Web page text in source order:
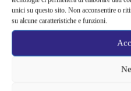
unici su questo sito. Non acconsentire o
su alcune caratteristiche e funzioni.
Damiano David testimonial Maserati –